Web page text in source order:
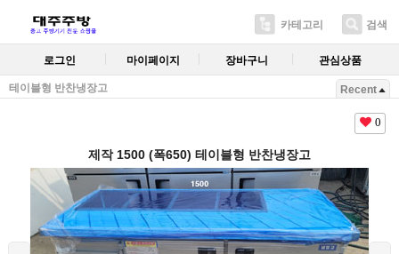
카테고리 검색
로그인 마이페이지 장바구니 관심상품
테이블형 반찬냉장고 Recent
0
제작 1500 (폭650) 테이블형 반찬냉장고